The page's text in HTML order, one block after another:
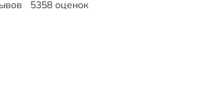
5358 оценок